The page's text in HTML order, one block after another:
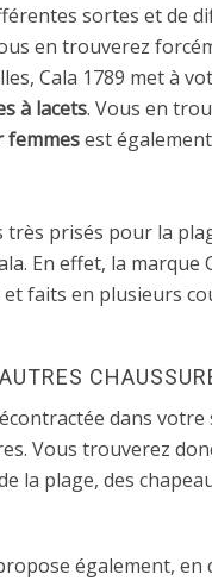
sortes et de
en trouverez
Cala 1789 met à
à lacets. Vous en
femmesest
très prisés pour la
En effet, la marque
faits en plusieurs
dans
Vous trouverez
la plage, des
également, en